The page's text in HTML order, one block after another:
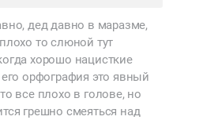
дед давно в маразме,
то слюной тут
хорошо нацисткие
его орфография это явный
все плохо в голове, но
грешно смеяться над